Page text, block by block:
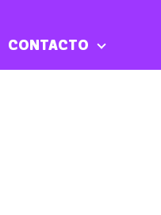
CONTACTO